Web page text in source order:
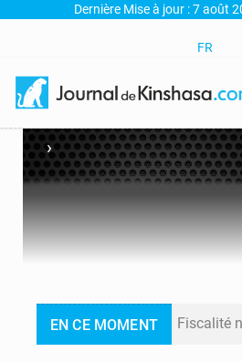
Dernière Mise à jour : 7 août
FR
›
EN CE MOMENT